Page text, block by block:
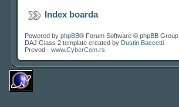
Index boarda
Powered by phpBB® Forum Software © phpBB Group
DAJ Glass 2 template created by Dustin Baccetti
Prevod - www.CyberCom.rs